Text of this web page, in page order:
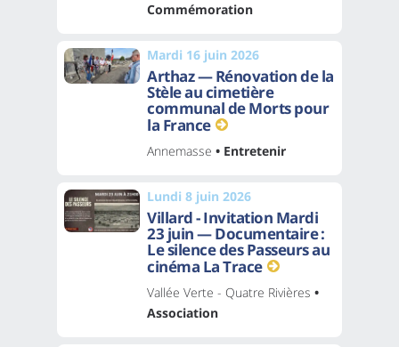
Commémoration
Mardi 16 juin 2026
Arthaz — Rénovation de la
Stèle au cimetière
communal de Morts pour
la France
Annemasse • Entretenir
Lundi 8 juin 2026
Villard - Invitation Mardi
23 juin — Documentaire :
Le silence des Passeurs au
cinéma La Trace
Vallée Verte - Quatre Rivières •
Association